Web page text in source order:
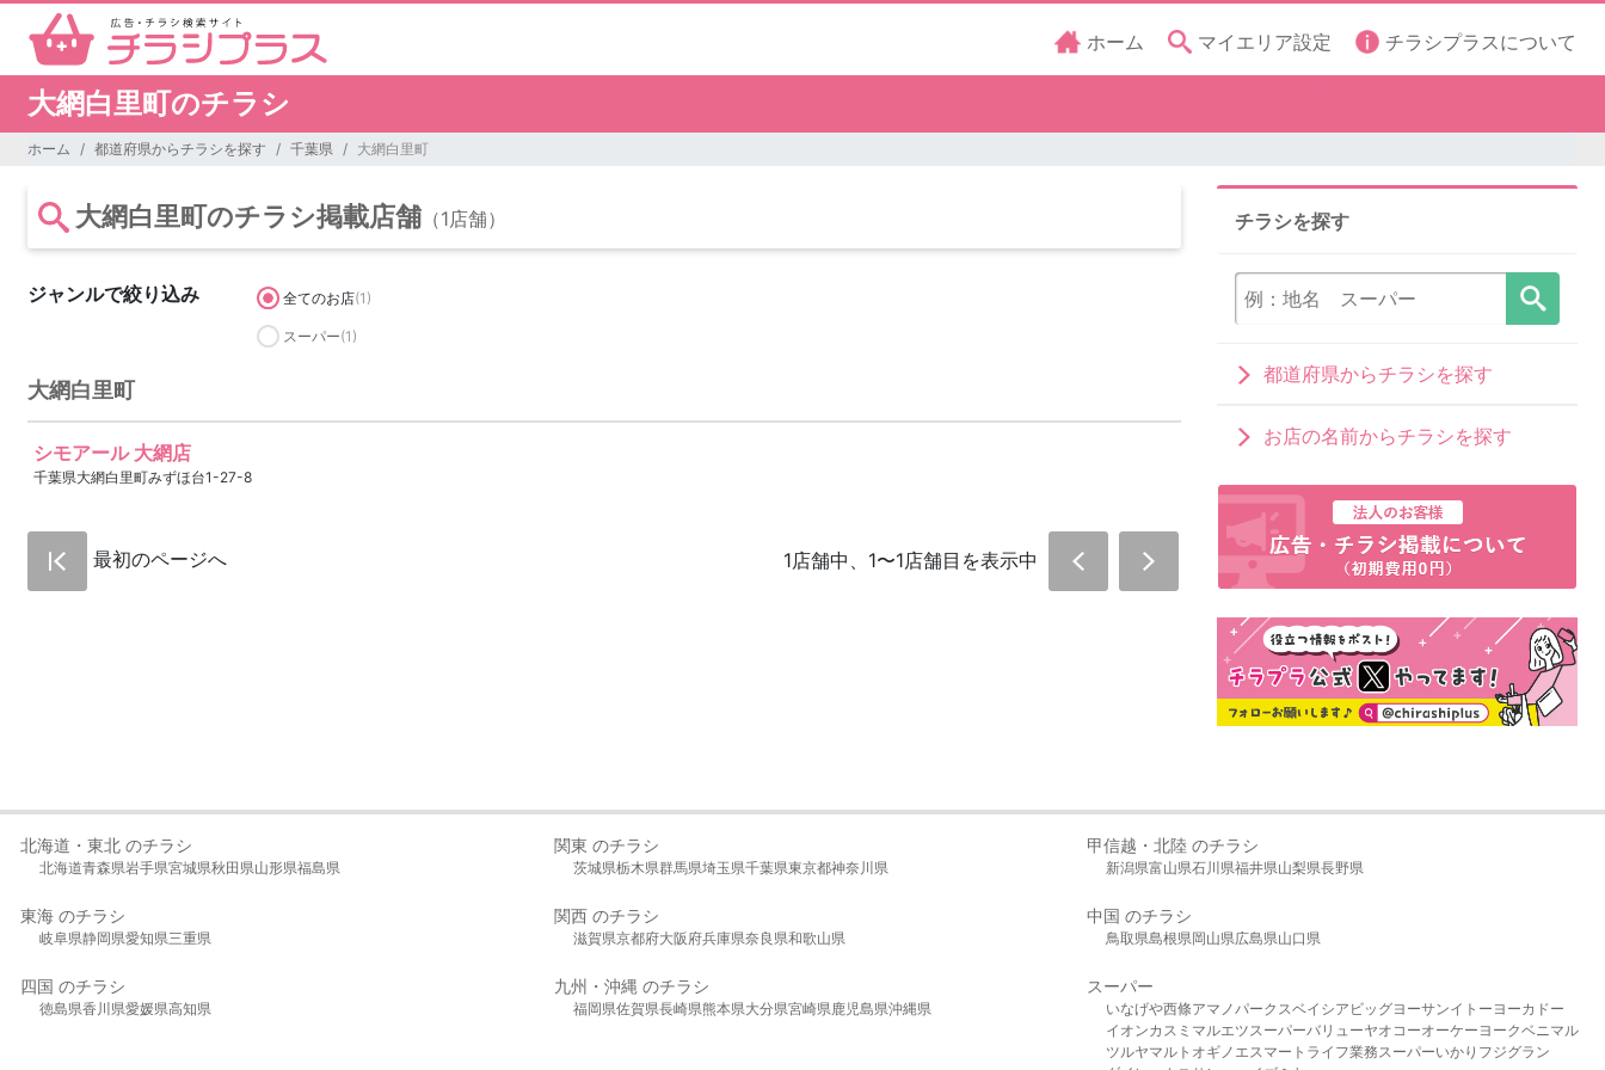
ホーム マイエリア設定 チラシプラスについて
大網白里町のチラシ
ホーム 都道府県からチラシを探す 千葉県 大網白里町
大網白里町のチラシ掲載店舗 （1店舗）
ジャンルで絞り込み 全てのお店(1)
スーパー(1)
大網白里町
シモアール 大網店
千葉県大網白里町みずほ台1-27-8
最初のページへ 1店舗中、1〜1店舗目を表示中
チラシを探す
都道府県からチラシを探す
お店の名前からチラシを探す
北海道・東北 のチラシ
北海道青森県岩手県宮城県秋田県山形県福島県
関東 のチラシ
茨城県栃木県群馬県埼玉県千葉県東京都神奈川県
甲信越・北陸 のチラシ
新潟県富山県石川県福井県山梨県長野県
東海 のチラシ
岐阜県静岡県愛知県三重県
関西 のチラシ
滋賀県京都府大阪府兵庫県奈良県和歌山県
中国 のチラシ
鳥取県島根県岡山県広島県山口県
四国 のチラシ
徳島県香川県愛媛県高知県
九州・沖縄 のチラシ
福岡県佐賀県長崎県熊本県大分県宮崎県 鹿児島県沖縄県
スーパー
いなげや西條アマノパークスベイシア ビッグヨーサンイトーヨーカドー
イオンカスミ マルエツ スーパーバリューヤオコーオーケー ヨークベニマル
ツルヤマルト オギノ エスマート ライフ業務スーパーいかり フジグラン